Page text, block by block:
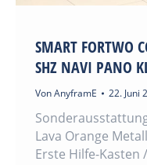
SMART FORTWO
SHZ NAVI PANO
VonAnyframE 22. Juni
Lava Orange
Erste Hilfe-